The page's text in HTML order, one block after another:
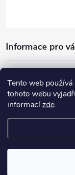
Tento web
tohoto webu
informacízde.
Informace pro
Facebook
Copyright 2026